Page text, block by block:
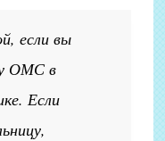
если вы
ОМС в
Если